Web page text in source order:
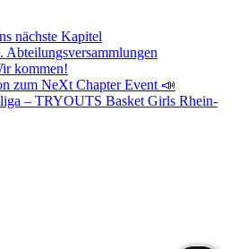
nächste Kapitel
kommen!
zum NeXt Chapter Event 📣
– TRYOUTS Basket Girls Rhein-